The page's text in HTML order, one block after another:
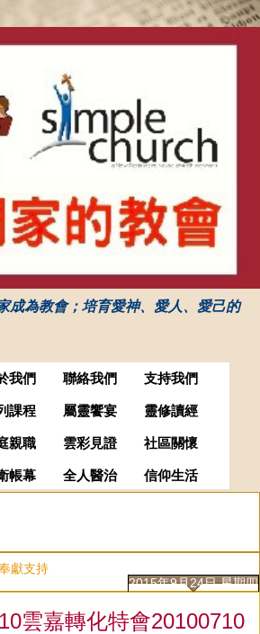
成為教會；培育愛神、愛人、愛己的
我們 聯絡我們 支持我們
課程 屬靈饗宴 靈修讀經
親職 雲彩見證 社區關懷
帳幕 全人醫治
信仰生活
獻支持
2015年9月24日 星期四
雲嘉轉化特會20100710